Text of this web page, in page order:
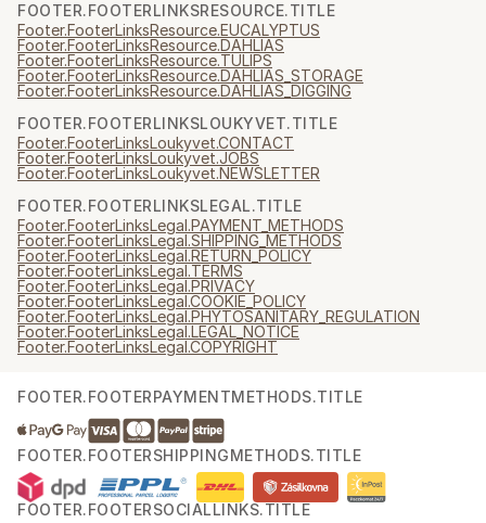
FOOTER.FOOTERLINKSRESOURCE.TITLE
Footer.FooterLinksResource.EUCALYPTUS
Footer.FooterLinksResource.DAHLIAS
Footer.FooterLinksResource.TULIPS
Footer.FooterLinksResource.DAHLIAS_STORAGE
Footer.FooterLinksResource.DAHLIAS_DIGGING
FOOTER.FOOTERLINKSLOUKYVET.TITLE
Footer.FooterLinksLoukyvet.CONTACT
Footer.FooterLinksLoukyvet.JOBS
Footer.FooterLinksLoukyvet.NEWSLETTER
FOOTER.FOOTERLINKSLEGAL.TITLE
Footer.FooterLinksLegal.PAYMENT_METHODS
Footer.FooterLinksLegal.SHIPPING_METHODS
Footer.FooterLinksLegal.RETURN_POLICY
Footer.FooterLinksLegal.TERMS
Footer.FooterLinksLegal.PRIVACY
Footer.FooterLinksLegal.COOKIE_POLICY
Footer.FooterLinksLegal.PHYTOSANITARY_REGULATION
Footer.FooterLinksLegal.LEGAL_NOTICE
Footer.FooterLinksLegal.COPYRIGHT
FOOTER.FOOTERPAYMENTMETHODS.TITLE
FOOTER.FOOTERSHIPPINGMETHODS.TITLE
FOOTER.FOOTERSOCIALLINKS.TITLE